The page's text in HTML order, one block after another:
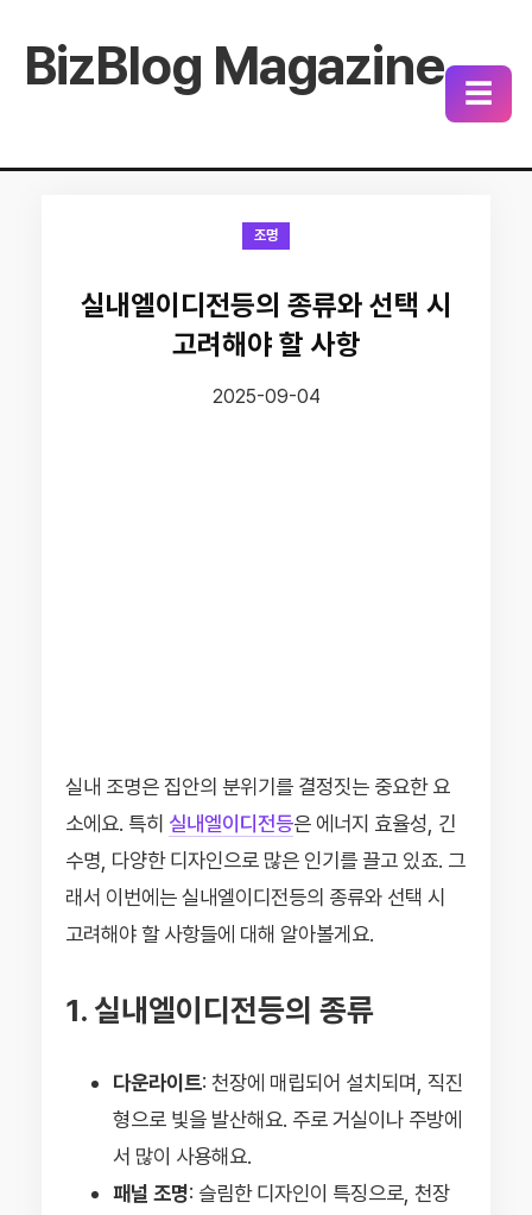
BizBlog Magazine ☰
조명
실내엘이디전등의 종류와 선택 시
고려해야 할 사항
2025-09-04
실내 조명은 집안의 분위기를 결정짓는 중요한 요
소에요. 특히 실내엘이디전등은 에너지 효율성, 긴
수명, 다양한 디자인으로 많은 인기를 끌고 있죠. 그
래서 이번에는 실내엘이디전등의 종류와 선택 시
고려해야 할 사항들에 대해 알아볼게요.
1. 실내엘이디전등의 종류
다운라이트: 천장에 매립되어 설치되며, 직진
형으로 빛을 발산해요. 주로 거실이나 주방에
서 많이 사용해요.
패널 조명: 슬림한 디자인이 특징으로, 천장